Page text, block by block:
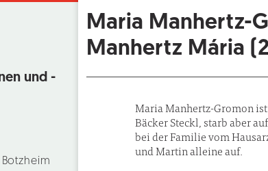
und -
Maria Manhertz-
Manhertz Mária
Maria Manhertz-Gromon
Bäcker Steckl, starb aber
bei der Familie vom
und Martin alleine auf.